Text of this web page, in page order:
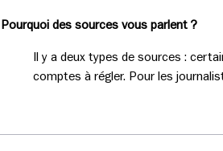
Pourquoi des sources vous parlent ?
Il y a deux types de sources :
comptes à régler. Pour les